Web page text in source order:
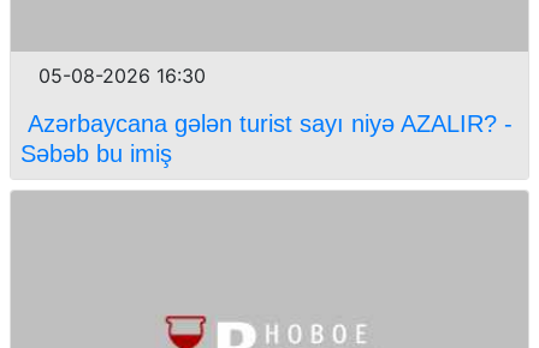
05-08-2026 16:30
Azərbaycana gələn turist sayı niyə AZALIR? -
Səbəb bu imiş